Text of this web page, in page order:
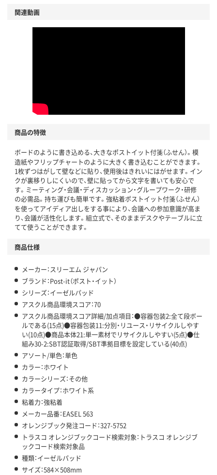
関連動画
商品の特徴
ボードのように書き込める、大きなポストイット付箋（ふせん）。模
造紙やフリップチャートのように大きく書き込むことができます。
1枚ずつはがして壁などに貼り、使用後はきれいにはがせます。イン
クが裏移りしにくいので、壁に貼ってから文字を書いても安心で
す。ミーティング・会議・ディスカッション・グループワーク・研修
の必需品。持ち運びも簡単です。強粘着ポストイット付箋（ふせん）
を使ってアイディア出しをする事により、会議への参加意識が高ま
り、会議が活性化します。組立式で、そのままデスクやテーブルに立
てて使うことができます。
商品仕様
メーカー：スリーエム ジャパン
ブランド：Post-it（ポスト・イット）
シリーズ：イーゼルパッド
アスクル商品環境スコア：70
アスクル商品環境スコア詳細/加点項目：●容器包装2:全て段ボー
ルである(15点)●容器包装11:分別・リユース・リサイクルしやす
い(10点)●商品本体21:単一素材でリサイクルしやすい(5点)●仕
組み30-2:SBT認証取得/SBT準拠目標を設定している(40点)
アソート/単色：単色
カラー：ホワイト
カラーシリーズ：その他
カラータイプ：ホワイト系
粘着力：強粘着
メーカー品番：EASEL 563
オレンジブック発注コード：327-5752
トラスコ オレンジブックコード検索対象：トラスコ オレンジブ
ックコード検索対象品
種類：イーゼルパッド
サイズ：584×508mm